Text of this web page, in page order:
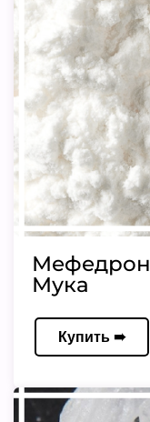
Мефедрон
Мука
Купить ➠